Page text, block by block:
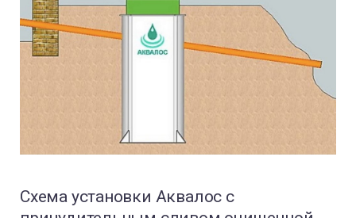
Схема установки Аквалос с